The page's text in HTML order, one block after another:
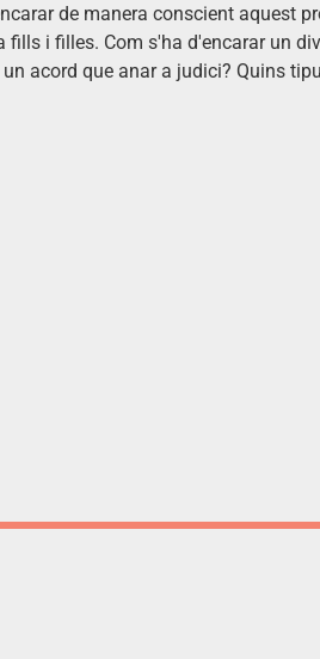
de manera conscient aquest
i filles. Com s'ha d'encarar un
acord que anar a judici? Quins